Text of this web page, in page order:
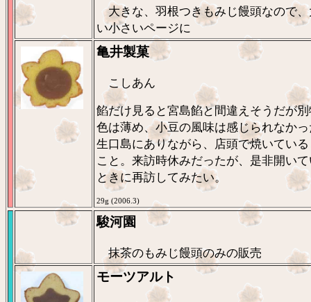
大きな、羽根つきもみじ饅頭なので、
い小さいページに
亀井製菓
こしあん
餡だけ見ると宮島餡と間違えそうだが
色は薄め、小豆の風味は感じられなか
生口島にありながら、店頭で焼いてい
こと。来訪時休みだったが、是非開い
ときに再訪してみたい。
29g (2006.3)
駿河園
抹茶のもみじ饅頭のみの販売
モーツアルト